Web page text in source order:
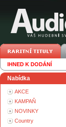
IHNED K DODÁNÍ
Nabídka
AKCE
KAMPAŇ
NOVINKY
Country